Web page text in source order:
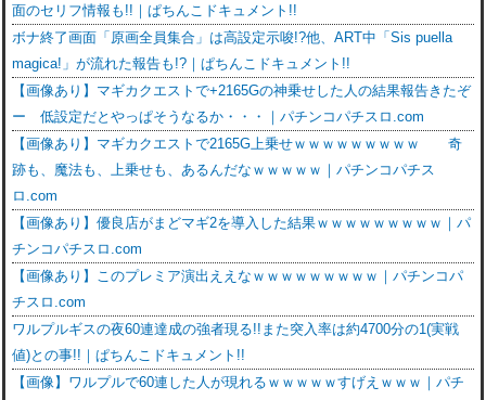
面のセリフ情報も!!｜ぱちんこドキュメント!!
ボナ終了画面「原画全員集合」は高設定示唆!?他、ART中「Sis puella
magica!」が流れた報告も!?｜ぱちんこドキュメント!!
【画像あり】マギカクエストで+2165Gの神乗せした人の結果報告きたぞ
ー 低設定だとやっぱそうなるか・・・｜パチンコパチスロ.com
【画像あり】マギカクエストで2165G上乗せｗｗｗｗｗｗｗｗｗ 奇
跡も、魔法も、上乗せも、あるんだなｗｗｗｗｗ｜パチンコパチス
ロ.com
【画像あり】優良店がまどマギ2を導入した結果ｗｗｗｗｗｗｗｗｗ｜パ
チンコパチスロ.com
【画像あり】このプレミア演出ええなｗｗｗｗｗｗｗｗｗ｜パチンコパ
チスロ.com
ワルプルギスの夜60連達成の強者現る!!また突入率は約4700分の1(実戦
値)との事!!｜ぱちんこドキュメント!!
【画像】ワルプルで60連した人が現れるｗｗｗｗｗすげえｗｗｗ｜パチ